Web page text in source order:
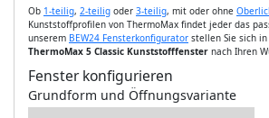
Ob 1-teilig, 2-teilig oder 3-teilig, mit oder ohne
Kunststoffprofilen von ThermoMax findet jeder das
unserem BEW24 Fensterkonfigurator stellen Sie sich
ThermoMax 5 Classic Kunststofffenster nach Ihren
Fenster konfigurieren
Grundform und Öffnungsvariante